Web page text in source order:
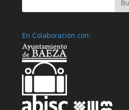
En Colaboración con: